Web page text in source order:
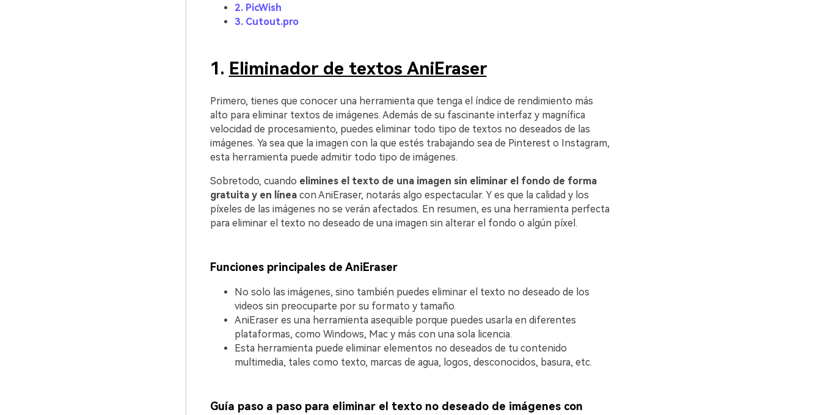
2. PicWish
3. Cutout.pro
1. Eliminador de textos AniEraser
Primero, tienes que conocer una herramienta que tenga el índice de rendimiento más
alto para eliminar textos de imágenes. Además de su fascinante interfaz y magnífica
velocidad de procesamiento, puedes eliminar todo tipo de textos no deseados de las
imágenes. Ya sea que la imagen con la que estés trabajando sea de Pinterest o Instagram,
esta herramienta puede admitir todo tipo de imágenes.
Sobretodo, cuando elimines el texto de una imagen sin eliminar el fondo de forma
gratuita y en líneacon AniEraser, notarás algo espectacular. Y es que la calidad y los
píxeles de las imágenes no se verán afectados. En resumen, es una herramienta perfecta
para eliminar el texto no deseado de una imagen sin alterar el fondo o algún píxel.
Funciones principales de AniEraser
No solo las imágenes, sino también puedes eliminar el texto no deseado de los
videos sin preocuparte por su formato y tamaño.
AniEraser es una herramienta asequible porque puedes usarla en diferentes
plataformas, como Windows, Mac y más con una sola licencia.
Esta herramienta puede eliminar elementos no deseados de tu contenido
multimedia, tales como texto, marcas de agua, logos, desconocidos, basura, etc.
Guía paso a paso para eliminar el texto no deseado de imágenes con